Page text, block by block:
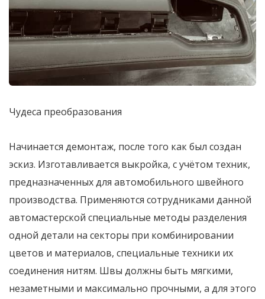
Чудеса преобразования
Начинается демонтаж, после того как был создан
эскиз. Изготавливается выкройка, с учётом техник,
предназначенных для автомобильного швейного
производства. Применяются сотрудниками данной
автомастерской специальные методы разделения
одной детали на секторы при комбинировании
цветов и материалов, специальные техники их
соединения нитям. Швы должны быть мягкими,
незаметными и максимально прочными, а для этого